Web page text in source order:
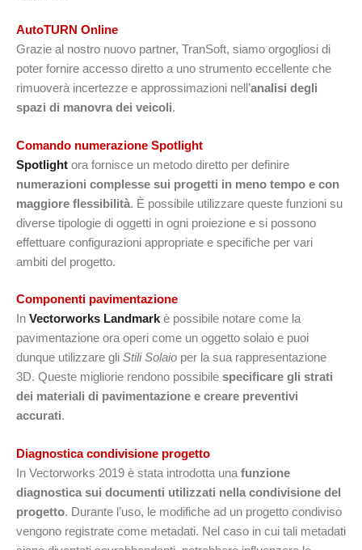
AutoTURN Online
Grazie al nostro nuovo partner, TranSoft, siamo orgogliosi di
poter fornire accesso diretto a uno strumento eccellente che
rimuoverà incertezze e approssimazioni nell’analisi degli
spazi di manovra dei veicoli.
Comando numerazione Spotlight
Spotlight ora fornisce un metodo diretto per definire
numerazioni complesse sui progetti in meno tempo e con
maggiore flessibilità. È possibile utilizzare queste funzioni su
diverse tipologie di oggetti in ogni proiezione e si possono
effettuare configurazioni appropriate e specifiche per vari
ambiti del progetto.
Componenti pavimentazione
In Vectorworks Landmark è possibile notare come la
pavimentazione ora operi come un oggetto solaio e puoi
dunque utilizzare gli Stili Solaio per la sua rappresentazione
3D. Queste migliorie rendono possibile specificare gli strati
dei materiali di pavimentazione e creare preventivi
accurati.
Diagnostica condivisione progetto
In Vectorworks 2019 è stata introdotta una funzione
diagnostica sui documenti utilizzati nella condivisione del
progetto. Durante l’uso, le modifiche ad un progetto condiviso
vengono registrate come metadati. Nel caso in cui tali metadati